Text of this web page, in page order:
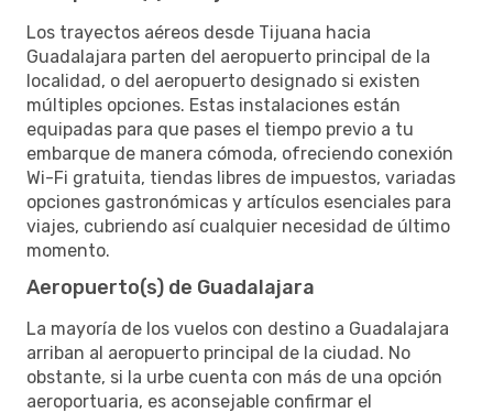
Los trayectos aéreos desde Tijuana hacia
Guadalajara parten del aeropuerto principal de la
localidad, o del aeropuerto designado si existen
múltiples opciones. Estas instalaciones están
equipadas para que pases el tiempo previo a tu
embarque de manera cómoda, ofreciendo conexión
Wi-Fi gratuita, tiendas libres de impuestos, variadas
opciones gastronómicas y artículos esenciales para
viajes, cubriendo así cualquier necesidad de último
momento.
Aeropuerto(s) de Guadalajara
La mayoría de los vuelos con destino a Guadalajara
arriban al aeropuerto principal de la ciudad. No
obstante, si la urbe cuenta con más de una opción
aeroportuaria, es aconsejable confirmar el